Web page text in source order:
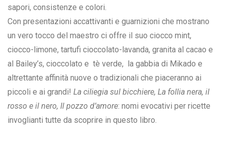
sapori, consistenze e colori.
Con presentazioni accattivanti e guarnizioni che mostrano
un vero tocco del maestro ci offre il suo ciocco mint,
ciocco-limone, tartufi cioccolato-lavanda, granita al cacao e
al Bailey’s, cioccolato e tè verde, la gabbia di Mikado e
altrettante affinità nuove o tradizionali che piaceranno ai
piccoli e ai grandi! La ciliegia sul bicchiere, La follia nera, iI
rosso e il nero, Il pozzo d’amore: nomi evocativi per ricette
invoglianti tutte da scoprire in questo libro.